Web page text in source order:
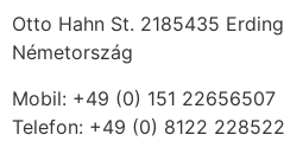
Otto Hahn St. 2185435 Erding
Németország
Mobil: +49 (0) 151 22656507
Telefon: +49 (0) 8122